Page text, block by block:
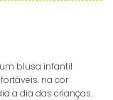
blusa infantil
na cor
a dia das crianças.